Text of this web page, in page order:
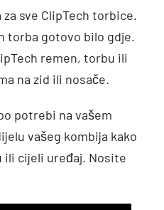
sve ClipTech torbice.
torba gotovo bilo gdje.
remen, torbu ili
na zid ili nosače.
potrebi na vašem
vašeg kombija kako
ili cijeli uređaj. Nosite